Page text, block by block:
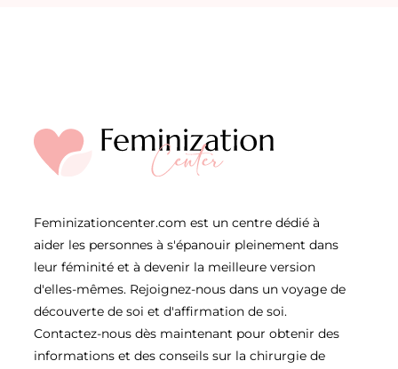
Feminizationcenter.com est un centre dédié à
aider les personnes à s'épanouir pleinement dans
leur féminité et à devenir la meilleure version
d'elles-mêmes. Rejoignez-nous dans un voyage de
découverte de soi et d'affirmation de soi.
Contactez-nous dès maintenant pour obtenir des
informations et des conseils sur la chirurgie de